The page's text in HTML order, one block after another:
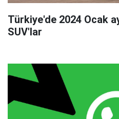
Türkiye'de 2024 Ocak
SUV'lar